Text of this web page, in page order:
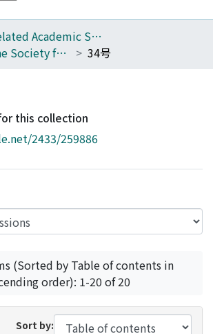
007_Related Academic Societies
Bulletin of the Society for Western and Southern Asiatic Studies, Kyoto University
34号
this collection
2433/259886
(Sorted by Table of contents in
order): 1-20 of 20
Sort by: